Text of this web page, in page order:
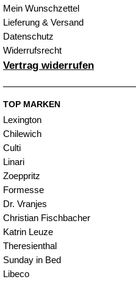
Mein Wunschzettel
Lieferung & Versand
Datenschutz
Widerrufsrecht
Vertrag widerrufen
TOP MARKEN
Lexington
Chilewich
Culti
Linari
Zoeppritz
Formesse
Dr. Vranjes
Christian Fischbacher
Katrin Leuze
Theresienthal
Sunday in Bed
Libeco